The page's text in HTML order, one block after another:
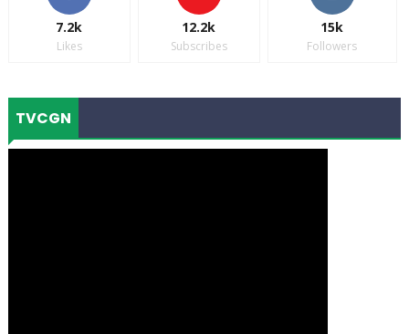
7.2k
Likes
12.2k
Subscribes
15k
Followers
TVCGN